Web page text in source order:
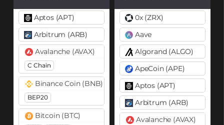
Aptos (APT)
Arbitrum (ARB)
Avalanche (AVAX)
C Chain
Binance Coin (BNB)
BEP20
Bitcoin (BTC)
0x (ZRX)
Aave
Algorand (ALGO)
ApeCoin (APE)
Aptos (APT)
Arbitrum (ARB)
Avalanche (AVAX)